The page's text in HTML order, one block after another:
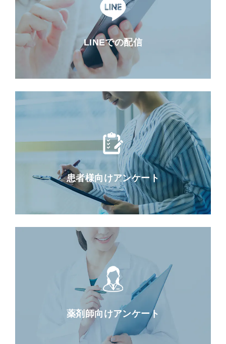
LINEでの配信
患者様向けアンケート
薬剤師向けアンケート